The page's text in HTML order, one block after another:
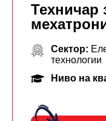
Техничар
Сектор:
технологии
Ниво на